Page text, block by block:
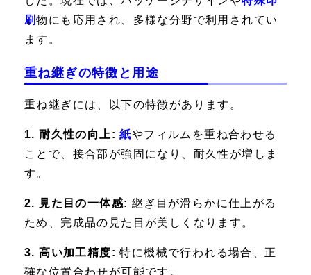
刷物にも応用され、多様な分野で利用されてい
ます。
重ね継ぎの特徴と用途
重ね継ぎには、以下の特徴があります。
1. 耐久性の向上: 紙やフィルムを重ね合わせる
ことで、接合部が強固になり、耐久性が増しま
す。
2. 見た目の一体感: 継ぎ目が滑らかに仕上がる
ため、完成品の見た目が美しくなります。
3. 高い加工精度: 特に機械で行われる場合、正
確な位置合わせが可能です。